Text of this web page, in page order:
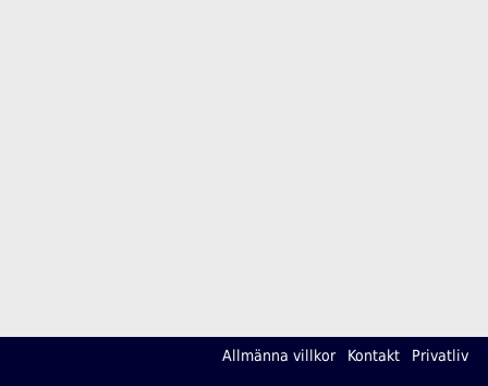
Allmänna villkor Kontakt Privatliv